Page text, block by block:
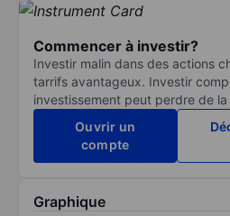
Commencer à investir?
Investir malin dans des actions
tarrifs avantageux. Investir
investissement peut perdre de la
Ouvrir un
compte
Graphique